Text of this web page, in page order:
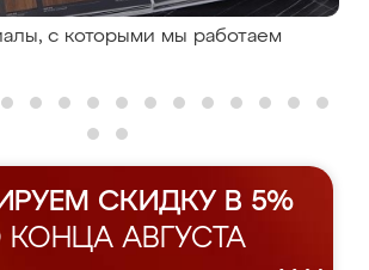
с которыми мы работаем
СКИДКУ В 5%
АВГУСТА